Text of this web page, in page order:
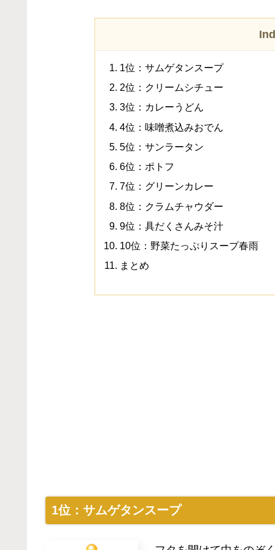
1位：サムゲタンスープ
2位：クリームシチュー
3位：カレーうどん
4位：味噌煮込みおでん
5位：サンラータン
6位：ポトフ
7位：グリーンカレー
8位：クラムチャウダー
9位：具だくさんみそ汁
10位：野菜たっぷりスープ春雨
まとめ
1位：サムゲタンスープ